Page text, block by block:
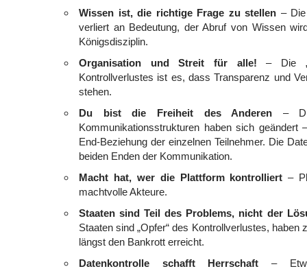
Wissen ist, die richtige Frage zu stellen –
verliert an Bedeutung, der Abruf von Wissen
Königsdisziplin.
Organisation und Streit für alle! – Die
Kontrollverlustes ist es, dass Transparenz und
stehen.
Du bist die Freiheit des Anderen –
Kommunikationsstrukturen haben sich geändert
End-Beziehung der einzelnen Teilnehmer. Die
beiden Enden der Kommunikation.
Macht hat, wer die Plattform kontrolliert –
machtvolle Akteure.
Staaten sind Teil des Problems, nicht der
Staaten sind „Opfer“ des Kontrollverlustes, haben
längst den Bankrott erreicht.
Datenkontrolle schafft Herrschaft –